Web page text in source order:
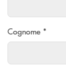
Cognome *